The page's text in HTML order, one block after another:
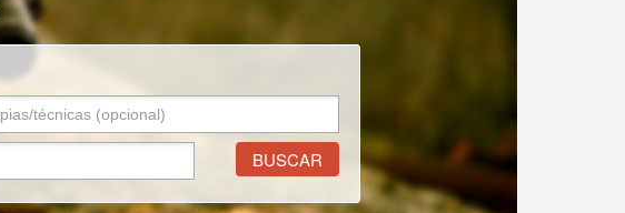
BUSCAR